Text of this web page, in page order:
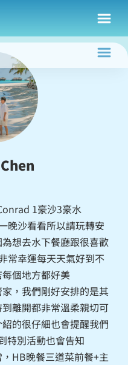
1豪沙3豪水
晚沙看看所以請玩轉安
想去水下餐廳跟很喜歡
常幸運每天天氣好到不
個地方都好美
，我們剛好安排的是其
離開都非常溫柔親切可
的很仔細也會提醒我們
特別活動也會告知
HB晚餐三道菜前餐+主